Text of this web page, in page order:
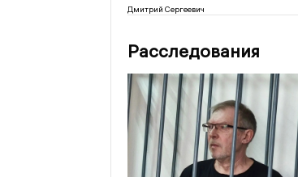
Дмитрий Сергеевич
Расследования